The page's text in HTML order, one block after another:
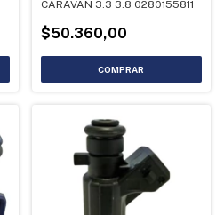
CARAVAN 3.3 3.8 0280155811
$50.360,00